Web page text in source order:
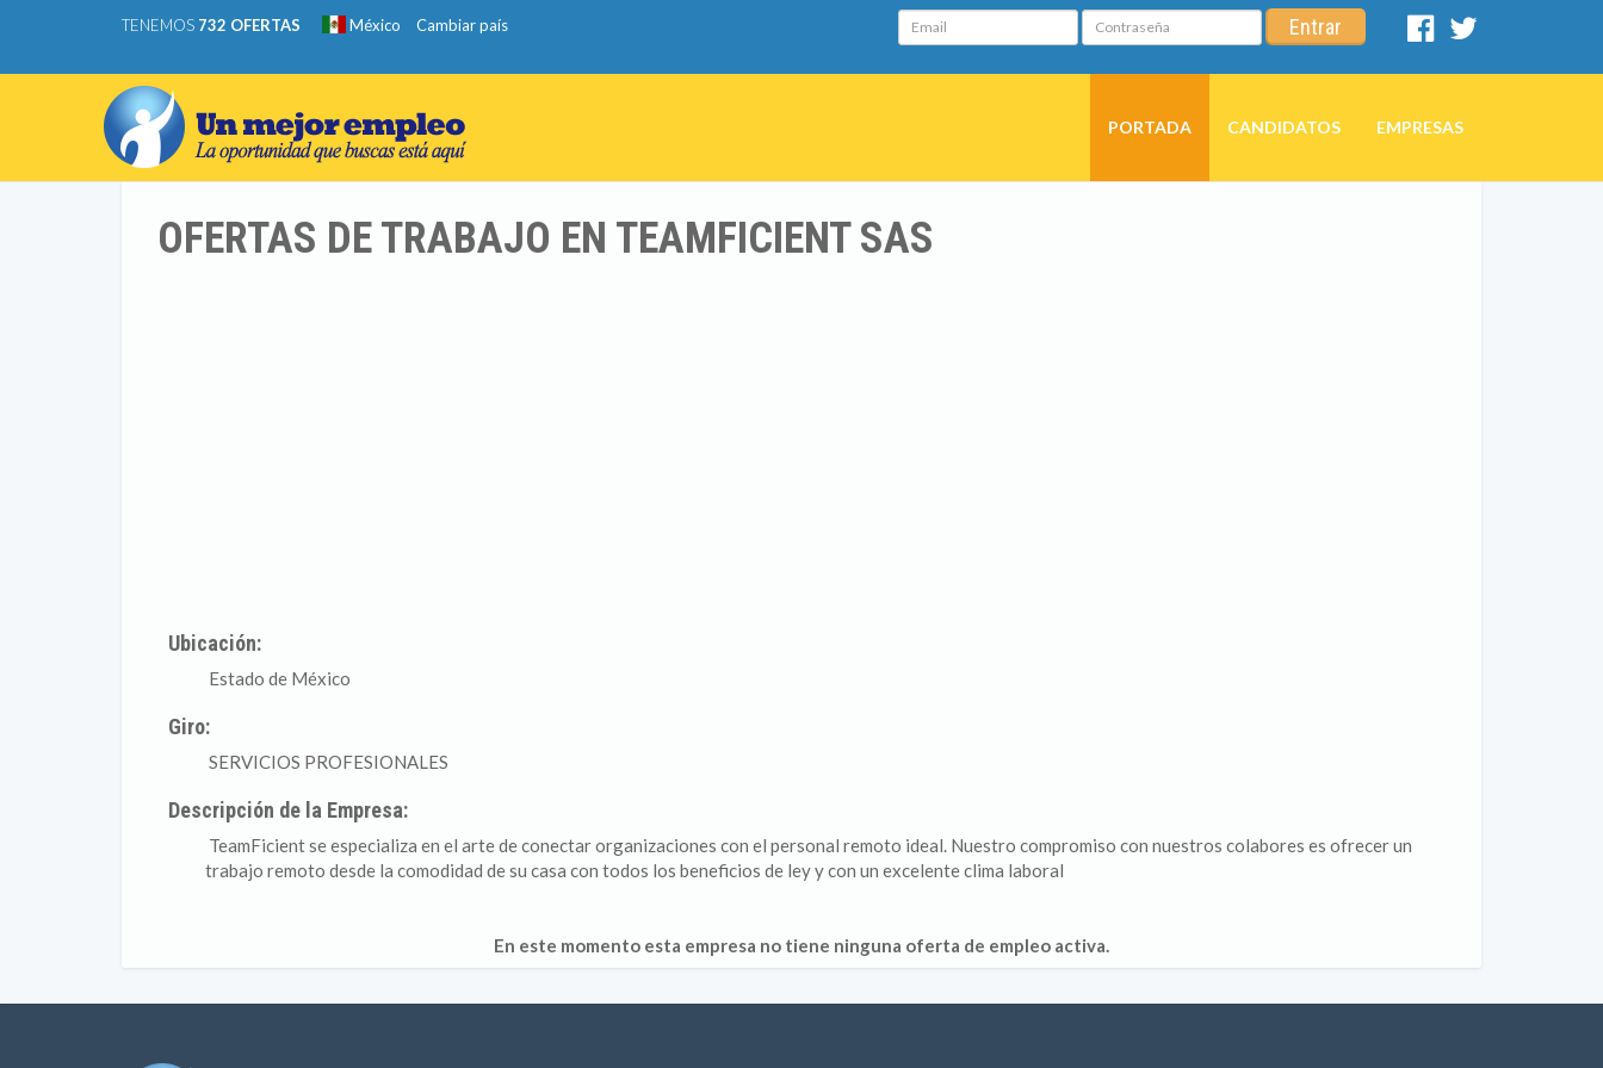
TENEMOS 732 OFERTAS México Cambiar país Email Contraseña Entrar
Facebook
PORTADA CANDIDATOS EMPRESAS
OFERTAS DE TRABAJO EN TEAMFICIENT SAS
Ubicación:
Estado de México
Giro:
SERVICIOS PROFESIONALES
Descripción de la Empresa:
TeamFicient se especializa en el arte de conectar organizaciones con el personal remoto ideal. Nuestro compromiso con nuestros colabores es ofrecer un
trabajo remoto desde la comodidad de su casa con todos los beneficios de ley y con un excelente clima laboral
En este momento esta empresa no tiene ninguna oferta de empleo activa.